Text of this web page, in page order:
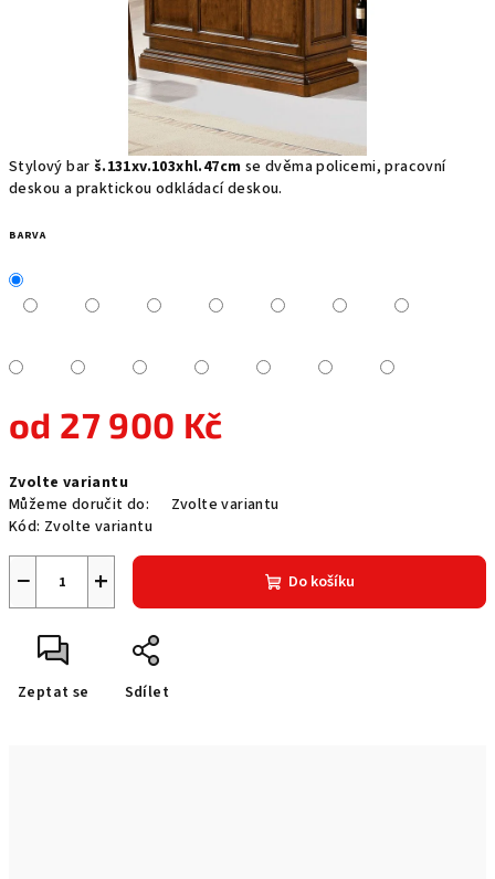
Stylový bar š.131xv.103xhl.47cm se dvěma policemi, pracovní
deskou a praktickou odkládací deskou.
BARVA
od 27 900 Kč
cena:
Zvolte variantu
Můžeme doručit do:
Zvolte variantu
Kód: Zvolte variantu
+
− Do košíku
Zeptat se Sdílet